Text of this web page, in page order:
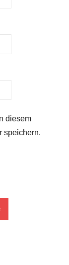
diesem
speichern.